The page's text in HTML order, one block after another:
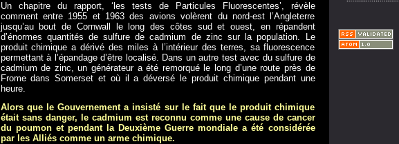
Un chapitre du rapport, ‘les tests de Particules Fluorescentes’, révèle
comment entre 1955 et 1963 des avions volèrent du nord-est l’Angleterre
jusqu’au bout de Cornwall le long des côtes sud et ouest, en répandent
d’énormes quantités de sulfure de cadmium de zinc sur la population. Le
produit chimique a dérivé des miles à l’intérieur des terres, sa fluorescence
permettant à l’épandage d’être localisé. Dans un autre test avec du sulfure de
cadmium de zinc, un générateur a été remorqué le long d’une route près de
Frome dans Somerset et où il a déversé le produit chimique pendant une
heure.
Alors que le Gouvernement a insisté sur le fait que le produit chimique
était sans danger, le cadmium est reconnu comme une cause de cancer
du poumon et pendant la Deuxième Guerre mondiale a été considérée
par les Alliés comme un arme chimique.